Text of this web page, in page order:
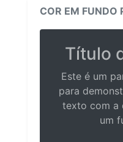
COR EM FUNDO
Título
Este é um
para
texto com a
um